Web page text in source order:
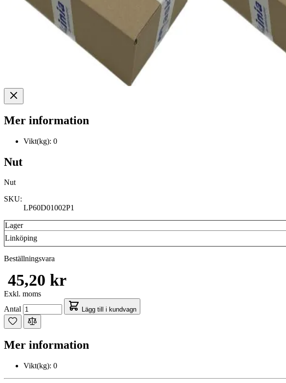
Mer information
Vikt(kg): 0
Nut
Nut
SKU:
LP60D01002P1
Lager
Linköping
Beställningsvara
45,20 kr
Exkl. moms
Antal
Lägg till i kundvagn
Mer information
Vikt(kg): 0